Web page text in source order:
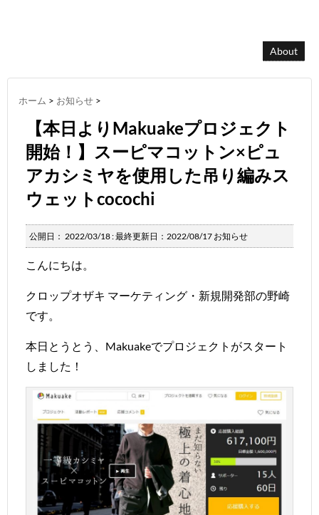
About
ホーム > お知らせ >
【本日よりMakuakeプロジェクト
開始！】スーピマコットン×ピュ
アカシミヤを使用した吊り編みス
ウェットcocochi
公開日： 2022/03/18: 最終更新日：2022/08/17 お知らせ
こんにちは。
クロップオザキ マーケティング・新規開発部の野崎
です。
本日とうとう、Makuakeでプロジェクトがスタート
しました！